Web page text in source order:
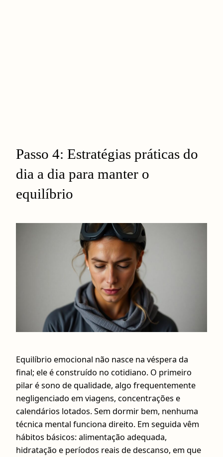
Passo 4: Estratégias práticas do
dia a dia para manter o
equilíbrio
Equilíbrio emocional não nasce na véspera da
final; ele é construído no cotidiano. O primeiro
pilar é sono de qualidade, algo frequentemente
negligenciado em viagens, concentrações e
calendários lotados. Sem dormir bem, nenhuma
técnica mental funciona direito. Em seguida vêm
hábitos básicos: alimentação adequada,
hidratação e períodos reais de descanso, em que